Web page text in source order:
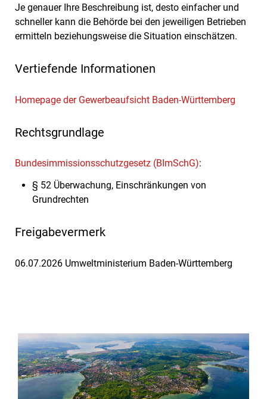
Je genauer Ihre Beschreibung ist, desto einfacher und
schneller kann die Behörde bei den jeweiligen Betrieben
ermitteln beziehungsweise die Situation einschätzen.
Vertiefende Informationen
Homepage der Gewerbeaufsicht Baden-Württemberg
Rechtsgrundlage
Bundesimmissionsschutzgesetz (BImSchG):
§ 52 Überwachung, Einschränkungen von
Grundrechten
Freigabevermerk
06.07.2026 Umweltministerium Baden-Württemberg